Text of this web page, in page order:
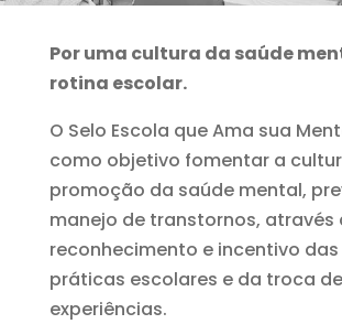
Por uma cultura da saúde
rotina escolar.
O Selo Escola que Ama sua
como objetivo fomentar a
promoção da saúde mental,
manejo de transtornos, através
reconhecimento e incentivo
práticas escolares e da troca de
experiências.